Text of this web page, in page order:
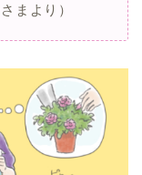
まより）